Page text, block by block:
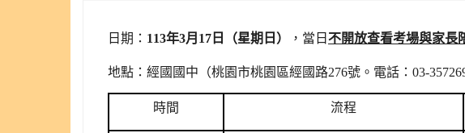
日期： 113年3月17日（星期日） ，當日 不開放查看考場與家長
地點：經國國中（桃園市桃園區經國路276號。電話：03-
時間 流程